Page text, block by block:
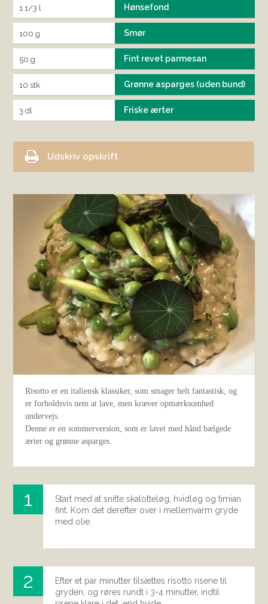
1 1/3 l Hønsefond
100 g Smør
50 g Fint revet parmesan
10 stk Grønne asparges (uden bund)
3 dl Friske ærter
Udskriv opskrift
Risotto er en italiensk klassiker, som smager helt fantastisk, og
er forholdsvis nem at lave, men kræver opmærksomhed
undervejs.
Denne er en sommerversion, som er lavet med hånd bælgede
ærter og grønne asparges.
Start med at snitte skalotteløg, hvidløg og timian
fint. Kom det derefter over i mellemvarm gryde
med olie.
Efter et par minutter tilsættes risotto risene til
gryden, og røres rundt i 3-4 minutter, indtil